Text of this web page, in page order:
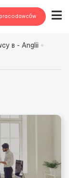
в - Anglii